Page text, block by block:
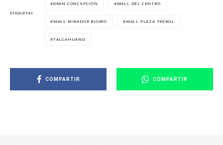
ETIQUETAS
GRAN CONCEPCIÓN MALL DEL CENTRO
MALL MIRADOR BIOBÍO MALL PLAZA TRÉBOL
TALCAHUANO
COMPARTIR COMPARTIR